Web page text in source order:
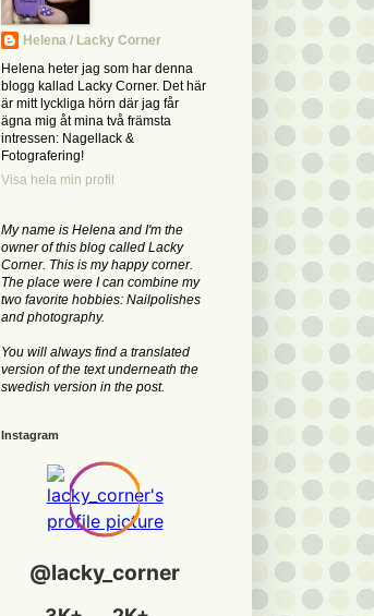
Helena / Lacky Corner
Helena heter jag som har denna
blogg kallad Lacky Corner. Det här
är mitt lyckliga hörn där jag får
ägna mig åt mina två främsta
intressen: Nagellack &
Fotografering!
Visa hela min profil
My name is Helena and I'm the
owner of this blog called Lacky
Corner. This is my happy corner.
The place were I can combine my
two favorite hobbies: Nailpolishes
and photography.
You will always find a translated
version of the text underneath the
swedish version in the post.
Instagram